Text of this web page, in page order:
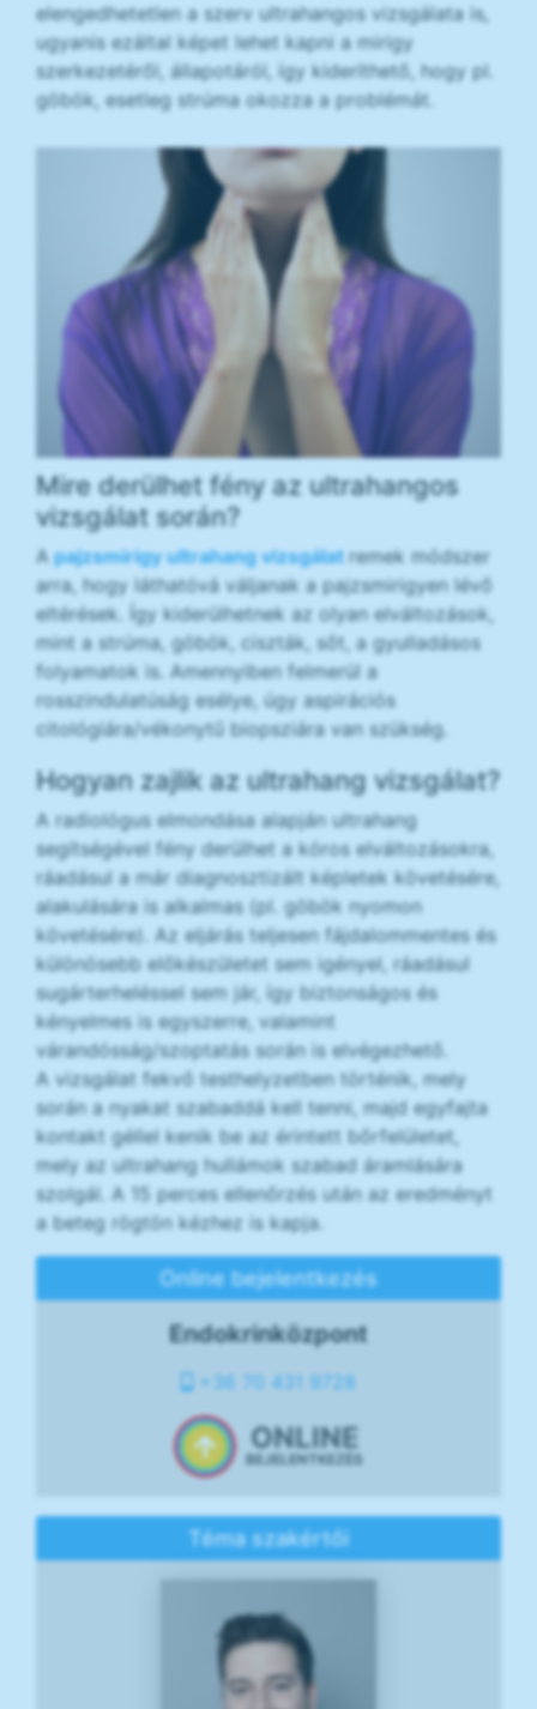
elengedhetetlen a szerv ultrahangos vizsgálata is,
ugyanis ezáltal képet lehet kapni a mirigy
szerkezetéről, állapotáról, így kideríthető, hogy pl.
göbök, esetleg strúma okozza a problémát.
Mire derülhet fény az ultrahangos
vizsgálat során?
A pajzsmirigyultrahang vizsgálat remek módszer
arra, hogy láthatóvá váljanak a pajzsmirigyen lévő
eltérések. Így kiderülhetnek az olyan elváltozások,
mint a strúma, göbök, ciszták, sőt, a gyulladásos
folyamatok is. Amennyiben felmerül a
rosszindulatúság esélye, úgy aspirációs
citológiára/vékonytű biopsziára van szükség.
Hogyan zajlik az ultrahang vizsgálat?
A radiológus elmondása alapján ultrahang
segítségével fény derülhet a kóros elváltozásokra,
ráadásul a már diagnosztizált képletek követésére,
alakulására is alkalmas (pl. göbök nyomon
követésére). Az eljárás teljesen fájdalommentes és
különösebb előkészületet sem igényel, ráadásul
sugárterheléssel sem jár, így biztonságos és
kényelmes is egyszerre, valamint
várandósság/szoptatás során is elvégezhető.
A vizsgálat fekvő testhelyzetben történik, mely
során a nyakat szabaddá kell tenni, majd egyfajta
kontakt géllel kenik be az érintett bőrfelületet,
mely az ultrahang hullámok szabad áramlására
szolgál. A 15 perces ellenőrzés után az eredményt
a beteg rögtön kézhez is kapja.
Online bejelentkezés
Endokrinközpont
+36 70 431 9728
ONLINE
BEJELENTKEZÉS
Téma szakértői